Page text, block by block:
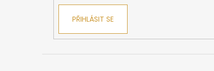
PŘIHLÁSIT SE